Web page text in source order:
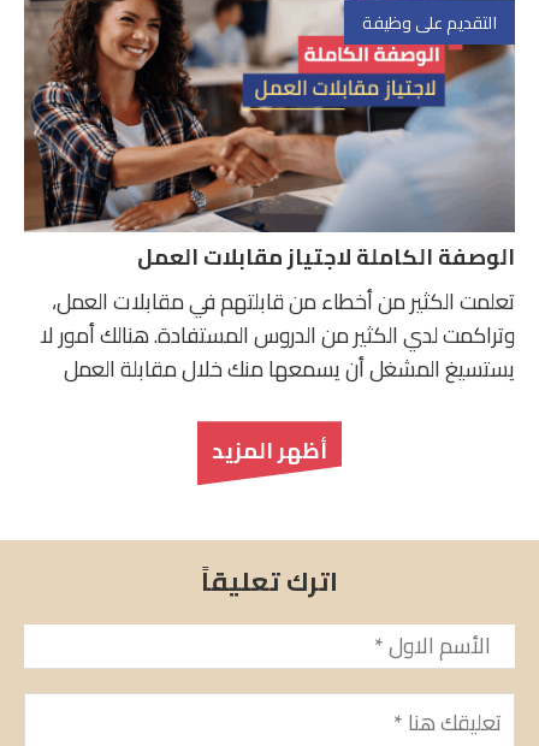
التقديم على وظيفة
الوصفة الكاملة لاجتياز مقابلات العمل
تعلمت الكثير من أخطاء من قابلتهم في مقابلات العمل،
وتراكمت لدي الكثير من الدروس المستفادة. هنالك أمور لا
يستسيغ المشغل أن يسمعها منك خلال مقابلة العمل
أظهر المزيد
اترك تعليقاً
الأسم*
تعليق